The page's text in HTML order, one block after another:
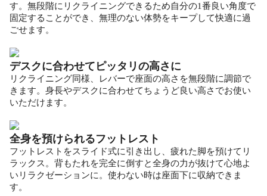
す。無段階にリクライニングできるため自分の1番良い角度で
固定することができ、無理のない体勢をキープして快適に過
ごせます。
デスクに合わせてピッタリの高さに
リクライニング同様、レバーで座面の高さを無段階に調節で
きます。身長やデスクに合わせてちょうど良い高さでお使い
いただけます。
全身を預けられるフットレスト
フットレストをスライド式に引き出し、疲れた脚を預けてリ
ラックス。背もたれを完全に倒すと全身の力が抜けて心地よ
いリラクゼーションに。使わない時は座面下に収納できま
す。